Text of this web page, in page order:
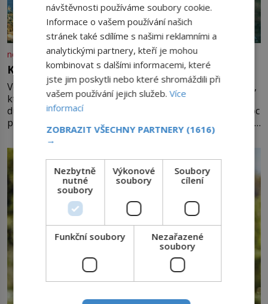
nejsemsama.cz
Kouzlení s vodou z potoků a studánek
Voda má v magii zvláštní místo. Má jedinečné vlastnosti,
které pro vás mohou být nejen zdrojem osvěžení, ale i
duchovní síly a léčení. Voda z potoků a studánek má moc
přinést do vašeho života pozitivní změny a obnovit vaši
energii. Využitím těchto přírodních zdrojů v magii
můžete obohatit své rituály a přinést do svého života
větší harmonii a klid. Je důležité
návštěvnosti používáme soubory cookie.
Informace o vašem používání našich
stránek také sdílíme s našimi reklamními a
analytickými partnery, kteří je mohou
kombinovat s dalšími informacemi, které
jste jim poskytli nebo které shromáždili při
vašem používání jejich služeb.Více
informací
ZOBRAZIT VŠECHNY PARTNERY (1616)
→
Nezbytně
nutné
soubory
Výkonové
soubory
Soubory
cílení
Funkční soubory
Nezařazené
soubory